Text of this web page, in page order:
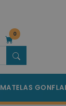
0
MATELAS